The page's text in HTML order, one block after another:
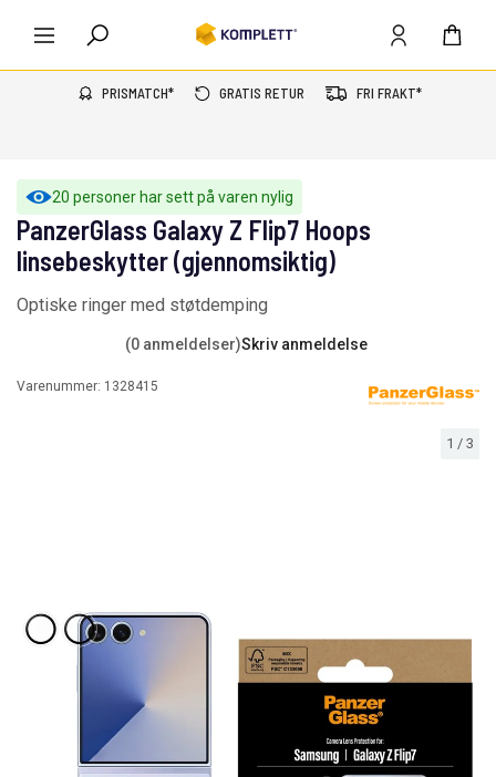
PRISMATCH* GRATIS RETUR FRI FRAKT*
20 personer har sett på varen nylig
1 / 3
PanzerGlass Galaxy Z Flip7 Hoops
linsebeskytter (gjennomsiktig)
Optiske ringer med støtdemping
(0 anmeldelser)Skriv anmeldelse
Varenummer: 1328415